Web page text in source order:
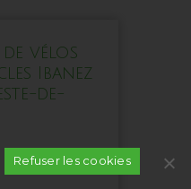
vélos
Ibanez
de-
Refuser les cookies